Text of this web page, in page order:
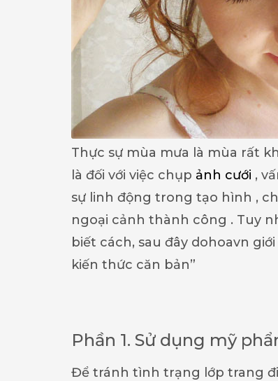
Thực sự mùa mưa là mùa rất
là đối với việc chụp ảnh cưới ,
sự linh động trong tạo hình ,
ngoại cảnh thành công . Tuy
biết cách, sau đây dohoavn
kiến thức căn bản”
Phần 1. Sử dụng mỹ
Để tránh tình trạng lớp trang